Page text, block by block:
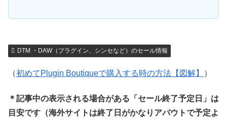
DTM ・DAW（プラグイン、シンセなど）のセール情報
（初めてPlugin Boutiqueで購入する時の方法【図解】 ）
＊記事中の表示される場合がある「セール終了予定日」は
目安です（海外サイトは終了日がかなりアバウトで予定よ